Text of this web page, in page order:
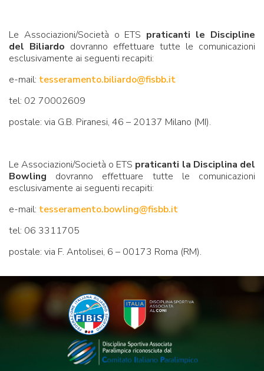
Le Associazioni/Società o ETS praticanti le Discipline
del Biliardo dovranno effettuare tutte le comunicazioni
esclusivamente ai seguenti recapiti:
e-mail: tesseramento.biliardo@fisbb.it
tel: 02 70002609
postale: via G.B. Piranesi, 46 – 20137 Milano (MI).
Le Associazioni/Società o ETS praticanti la Disciplina del
Bowling dovranno effettuare tutte le comunicazioni
esclusivamente ai seguenti recapiti:
e-mail: tesseramento.bowling@fisbb.it
tel: 06 3311705
postale: via F. Antolisei, 6 – 00173 Roma (RM).